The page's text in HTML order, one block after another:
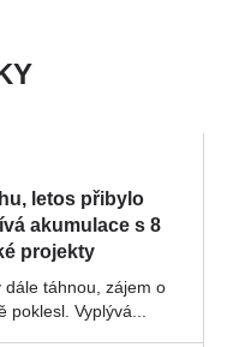
letos přibylo
akumulace s 8
projekty
táhnou, zájem o
Vyplývá...